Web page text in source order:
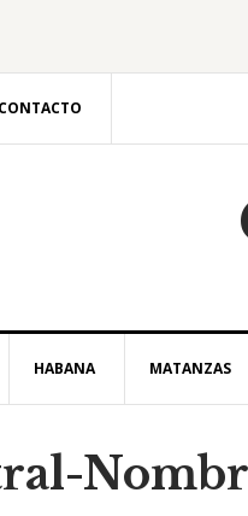
CONTACTO
HABANA MATANZAS